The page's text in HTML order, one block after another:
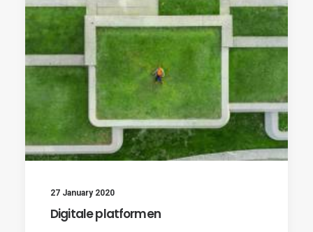
27 January 2020
Digitale platformen